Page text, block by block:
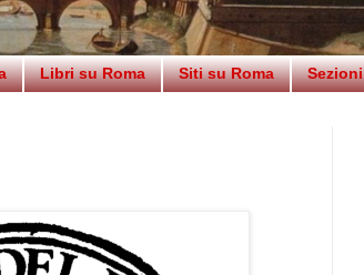
Libri su Roma Siti su Roma Sezioni